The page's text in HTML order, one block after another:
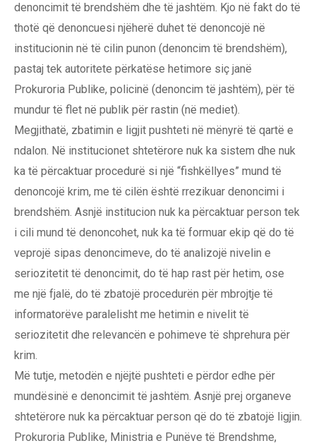
denoncimit të brendshëm dhe të jashtëm. Kjo në fakt do të
thotë që denoncuesi njëherë duhet të denoncojë në
institucionin në të cilin punon (denoncim të brendshëm),
pastaj tek autoritete përkatëse hetimore siç janë
Prokuroria Publike, policinë (denoncim të jashtëm), për të
mundur të flet në publik për rastin (në mediet).
Megjithatë, zbatimin e ligjit pushteti në mënyrë të qartë e
ndalon. Në institucionet shtetërore nuk ka sistem dhe nuk
ka të përcaktuar procedurë si një “fishkëllyes” mund të
denoncojë krim, me të cilën është rrezikuar denoncimi i
brendshëm. Asnjë institucion nuk ka përcaktuar person tek
i cili mund të denoncohet, nuk ka të formuar ekip që do të
veprojë sipas denoncimeve, do të analizojë nivelin e
seriozitetit të denoncimit, do të hap rast për hetim, ose
me një fjalë, do të zbatojë procedurën për mbrojtje të
informatorëve paralelisht me hetimin e nivelit të
seriozitetit dhe relevancën e pohimeve të shprehura për
krim.
Më tutje, metodën e njëjtë pushteti e përdor edhe për
mundësinë e denoncimit të jashtëm. Asnjë prej organeve
shtetërore nuk ka përcaktuar person që do të zbatojë ligjin.
Prokuroria Publike, Ministria e Punëve të Brendshme,